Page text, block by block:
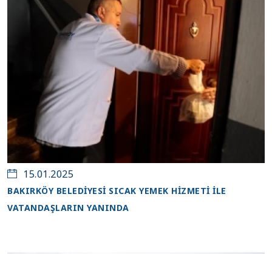
15.01.2025
BAKIRKÖY BELEDİYESİ SICAK YEMEK HİZMETİ İLE
VATANDAŞLARIN YANINDA